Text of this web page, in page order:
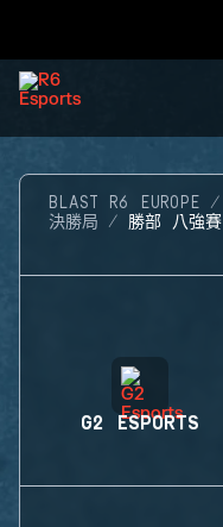
BLAST R6 EUROPE
決勝局
勝部 八強賽
G2 ESPORTS